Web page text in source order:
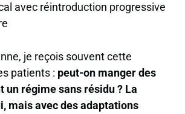
avec réintroduction progressive
je reçois souvent cette
patients : peut-on manger des
un régime sans résidu ? La
mais avec des adaptations